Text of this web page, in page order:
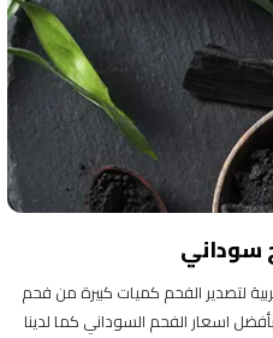
سوداني
لتصدير الفحم كميات كبيرة من فحم
اسعار الفحم السوداني كما لدينا